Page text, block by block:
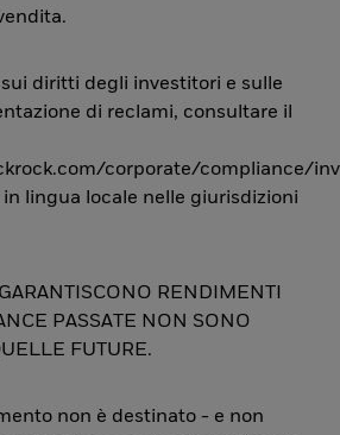
diritti degli investitori e sulle
di reclami, consultare il
corporate/compliance/
lingua locale nelle giurisdizioni
RENDIMENTI
PASSATE NON SONO
FUTURE.
non è destinato - e non